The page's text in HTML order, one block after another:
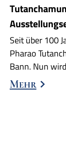
Seit über 100
Pharao
Bann. Nun
Mehr